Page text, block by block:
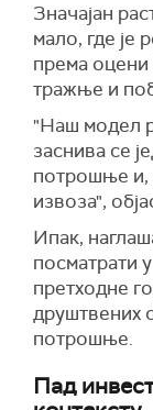
Значајан
мало, где је
према оцени
тражње и
"Наш модел
заснива се
потрошње и,
извоза",
Ипак,
посматрати
претходне
друштвених
потрошње.
Пад